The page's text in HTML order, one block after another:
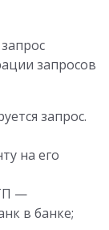
запросов
запрос.
на его
—
в банке;